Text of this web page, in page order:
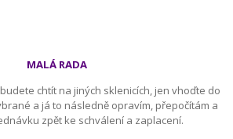
MALÁ RADA
chtít na jiných sklenicích, jen vhoďte do
a já to následně opravím, přepočítám a
zpět ke schválení a zaplacení.